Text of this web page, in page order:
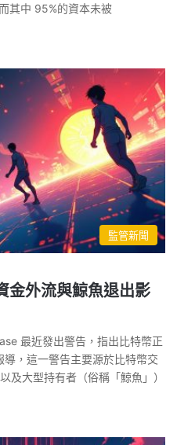
其中 95%的資本未被
監管新聞
金外流與鯨魚退出影
最近發出警告，指出比特幣正
，這一警告主要源於比特幣交
及大型持有者（俗稱「鯨魚」）